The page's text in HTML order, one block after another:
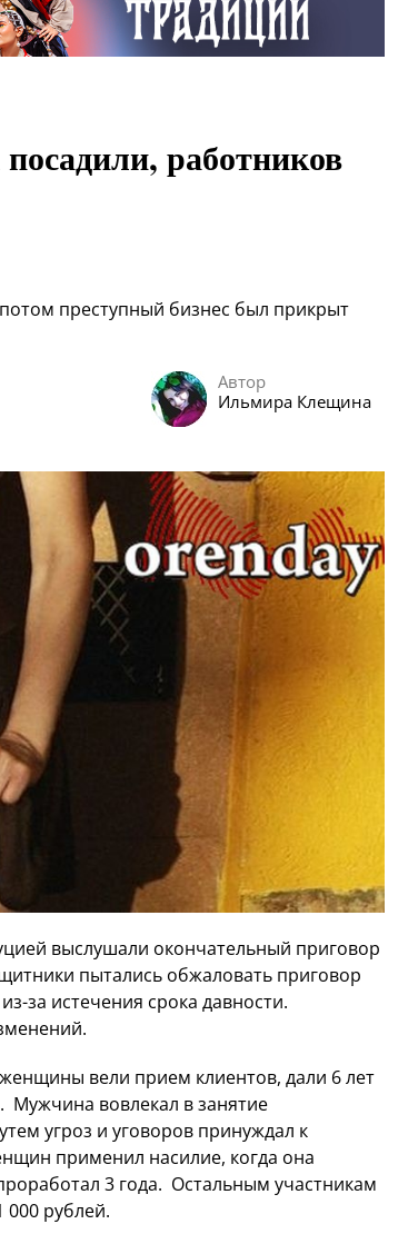
работников
преступный бизнес был прикрыт
Автор
Ильмира Клещина
выслушали окончательный приговор
пытались обжаловать приговор
за истечения срока давности.
женщины вели прием клиентов, дали 6 лет
вовлекал в занятие
угроз и уговоров принуждал к
применил насилие, когда она
3 года. Остальным участникам
рублей.